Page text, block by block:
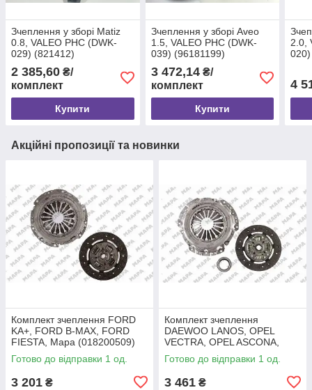
Зчеплення у зборі Matiz
0.8, VALEO PHC (DWK-
029) (821412)
2 385,60 ₴/
комплект
Купити
Зчеплення у зборі Aveo
1.5, VALEO PHC (DWK-
039) (96181199)
3 472,14₴/
комплект
Купити
2.0,
020)
4
Акційні пропозиції та новинки
Комплект зчеплення FORD
KA+, FORD B-MAX, FORD
FIESTA, Mapa (018200509)
Готово до відправки 1 од.
3 201 ₴
Комплект зчеплення
DAEWOO LANOS, OPEL
VECTRA, OPEL ASCONA,
Mapa (010200400)
Готово до відправки 1 од.
3 461 ₴